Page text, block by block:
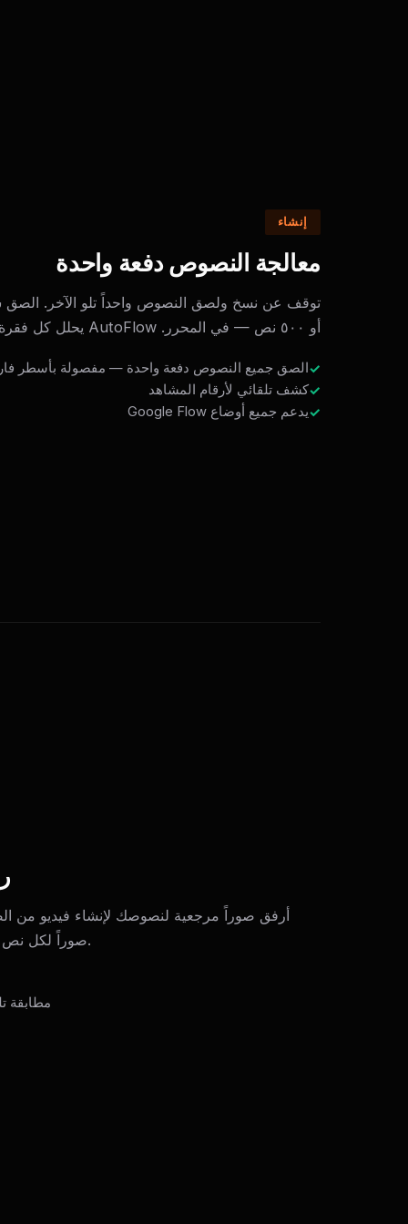
إنشاء
معالجة النصوص دفعة واحدة
أو ٥٠٠ نص — في المحرر. AutoFlow يحلل كل فقرة كمهمة منفصلة.
الصق جميع النصوص دفعة واحدة — مفصولة بأسطر
كشف تلقائي لأرقام المشاهد
يدعم جميع أوضاع Google Flow
أرفق صوراً مرجعية لنصوصك لإنشاء فيديو من
صوراً لكل نص أو مطابقة الشخصيات التلقائية.
مطابقة